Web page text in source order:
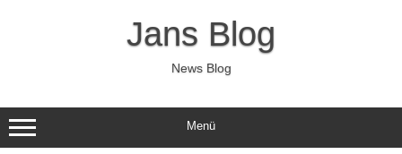
Jans Blog
News Blog
Menü